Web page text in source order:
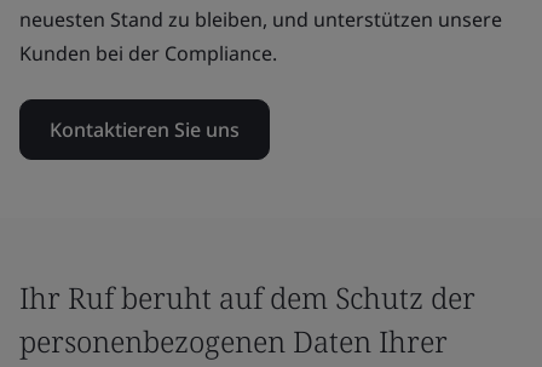
neuesten Stand zu bleiben, und unterstützen unsere
Kunden bei der Compliance.
Kontaktieren Sie uns
Ihr Ruf beruht auf dem Schutz der
personenbezogenen Daten Ihrer